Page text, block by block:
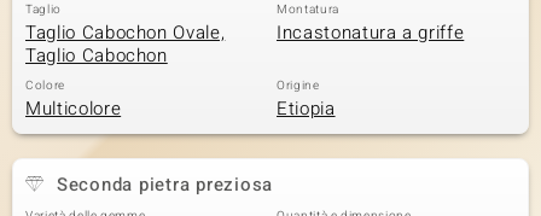
Taglio
Taglio Cabochon Ovale,
Taglio Cabochon
Montatura
Incastonatura a griffe
Colore
Multicolore
Origine
Etiopia
Seconda pietra preziosa